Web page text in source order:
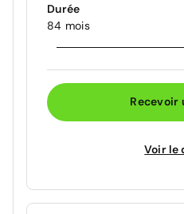
Durée
84 mois
Recevoir
Voir le